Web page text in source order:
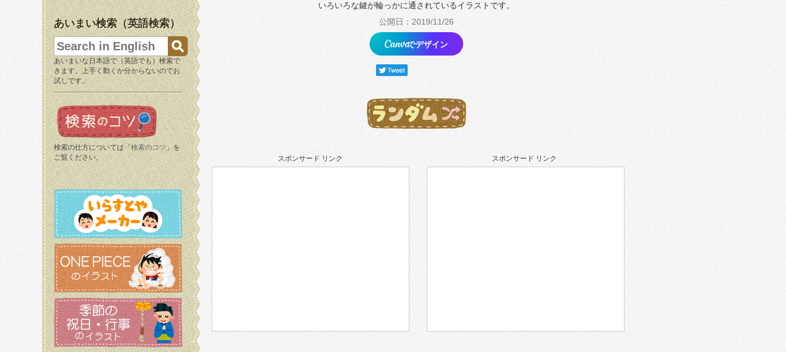
あいまい検索（英語検索）
あいまいな日本語で（英語でも）検索で
きます。上手く動くか分からないのでお
試しです。
検索の仕方については「 検索のコツ 」を
ご覧ください。
いろいろな鍵が輪っかに通されているイラストです。
公開日：2019/11/26
でデザイン
スポンサード リンク スポンサード リンク